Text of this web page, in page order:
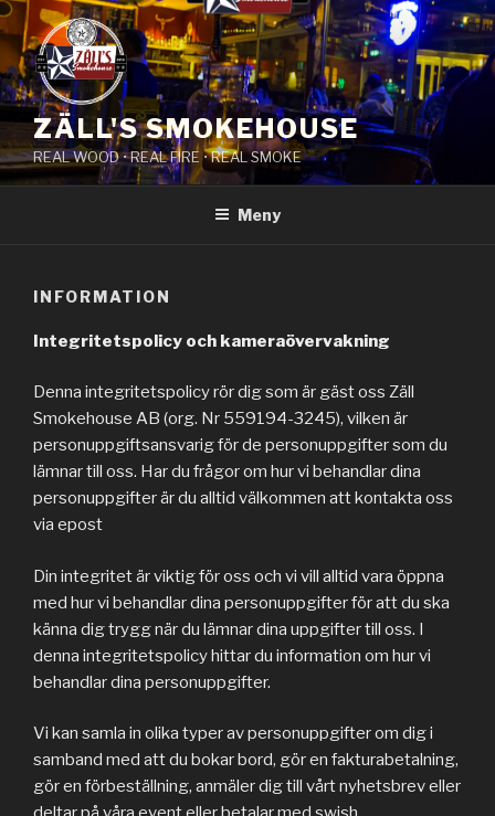
Hoppa
till
innehåll
ZÄLL'S SMOKEHOUSE
REAL WOOD • REAL FIRE • REAL SMOKE
Meny
INFORMATION
Integritetspolicy och kameraövervakning
Denna integritetspolicy rör dig som är gäst oss Zäll
Smokehouse AB (org. Nr 559194-3245), vilken är
personuppgiftsansvarig för de personuppgifter som du
lämnar till oss. Har du frågor om hur vi behandlar dina
personuppgifter är du alltid välkommen att kontakta oss
via epost
Din integritet är viktig för oss och vi vill alltid vara öppna
med hur vi behandlar dina personuppgifter för att du ska
känna dig trygg när du lämnar dina uppgifter till oss. I
denna integritetspolicy hittar du information om hur vi
behandlar dina personuppgifter.
Vi kan samla in olika typer av personuppgifter om dig i
samband med att du bokar bord, gör en fakturabetalning,
gör en förbeställning, anmäler dig till vårt nyhetsbrev eller